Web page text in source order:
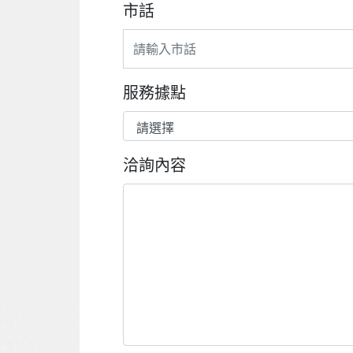
市話
服務據點
洽詢內容